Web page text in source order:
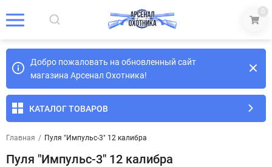
0
Добро пожаловать на обновленный сайт
магазина Арсенал Охотника!
КАТАЛОГ ТОВАРОВ
Главная / Пуля "Импульс-3" 12 калибра
Пуля "Импульс-3" 12 калибра